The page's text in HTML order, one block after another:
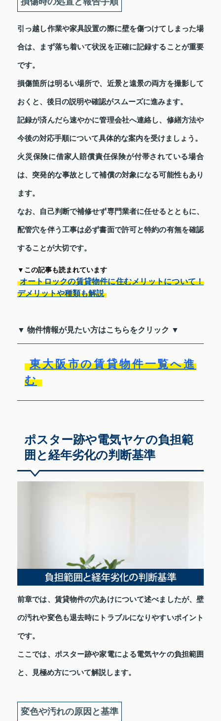
引っ越し作業や家具設置の際に壁を傷つけてしまった場
合は、まず落ち着いて状況を正確に記録することが重要
です。
損傷箇所は明るい場所で、近景と遠景の両方を撮影して
おくと、後日の説明や確認がスムーズに進みます。
記録が済んだら速やかに管理会社へ連絡し、修繕方法や
今後の対応手順について具体的な案内を受けましょう。
火災保険に借家人賠償責任保険が付帯されている場合
は、突発的な事故として補償の対象になる可能性もあり
ます。
なお、自己判断で補修せず専門業者に任せるとともに、
配管穴を伴う工事は必ず書面で許可と特約の有無を確認
することが大切です。
▼この記事も読まれています
オートロックの賃貸物件に住むメリットについて！
デメリットや種類も解説
▼ 物件情報が見たい方はこちらをクリック ▼
東大阪市の賃貸物件一覧へ進
む
ポスター跡や電気ヤケの負担範
囲と経年劣化の判断基準
前章では、賃貸物件の穴あけについて述べましたが、壁
の汚れや変色も退去時にトラブルになりやすいポイント
です。
ここでは、ポスター跡や家電による電気ヤケの負担範囲
と、見極め方について解説します。
変色や汚れの原因と基準